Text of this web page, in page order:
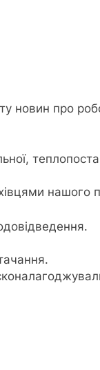
новин про
нашого